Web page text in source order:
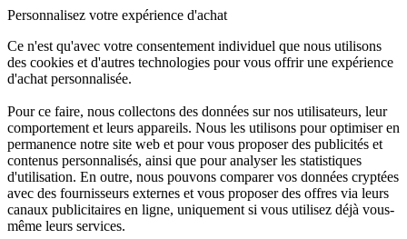
Personnalisez votre expérience d'achat
Ce n'est qu'avec votre consentement individuel que nous utilisons
des cookies et d'autres technologies pour vous offrir une expérience
d'achat personnalisée.
Pour ce faire, nous collectons des données sur nos utilisateurs, leur
comportement et leurs appareils. Nous les utilisons pour optimiser en
permanence notre site web et pour vous proposer des publicités et
contenus personnalisés, ainsi que pour analyser les statistiques
d'utilisation. En outre, nous pouvons comparer vos données cryptées
avec des fournisseurs externes et vous proposer des offres via leurs
canaux publicitaires en ligne, uniquement si vous utilisez déjà vous-
même leurs services.